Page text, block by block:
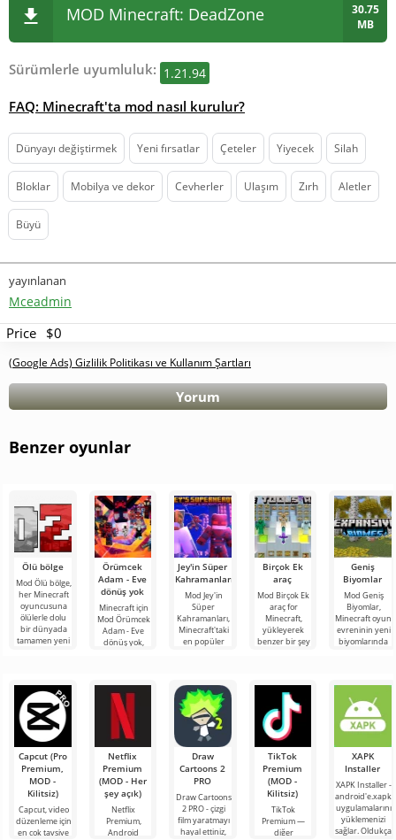
MOD Minecraft: DeadZone
30.75
MB
Sürümlerle uyumluluk: 1.21.94
FAQ: Minecraft'ta mod nasıl kurulur?
Dünyayı değiştirmek Yeni fırsatlar Çeteler Yiyecek Silah
Bloklar Mobilya ve dekor Cevherler Ulaşım Zırh Aletler
Büyü
yayınlanan
Mceadmin
Price $0
(Google Ads) Gizlilik Politikası ve Kullanım Şartları
Yorum
Benzer oyunlar
Ölü bölge
Mod Ölü bölge,
her Minecraft
oyuncusuna
ölülerle dolu
bir dünyada
tamamen yeni
Örümcek
Adam - Eve
dönüş yok
Minecraft için
Mod Örümcek
Adam - Eve
dönüş yok,
karakterleri
bloklu
Jey'in Süper
Kahramanları
Mod Jey'in
Süper
Kahramanları,
Minecraft'taki
en popüler
TV
Birçok Ek
araç
Mod Birçok Ek
araç for
Minecraft,
yükleyerek
benzer bir şey
çok büyük
Geniş
Biyomlar
Mod Geniş
Biyomlar,
Minecraft oyun
evreninin yeni
biyomlarında
Capcut (Pro
Premium,
MOD -
Kilitsiz)
Capcut, video
düzenleme için
en çok tavsiye
Netflix
Premium
(MOD - Her
şey açık)
Netflix
Premium,
Android
Draw
Cartoons 2
PRO
Draw Cartoons
2 PRO - çizgi
film yaratmayı
hayal ettiniz,
TikTok
Premium
(MOD -
Kilitsiz)
TikTok
Premium —
diğer
XAPK
Installer
XAPK Installer -
android'e.xapk
uygulamalarını
yüklemenizi
sağlar. Oldukça